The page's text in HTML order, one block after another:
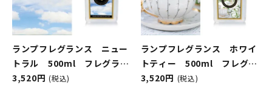
ランプフレグランス ニュー
トラル 500ml フレグラン
スランプ用オイル
3,520円 (税込)
ランプフレグランス ホワイ
トティー 500ml フレグラ
ンスランプ用オイル
3,520円 (税込)